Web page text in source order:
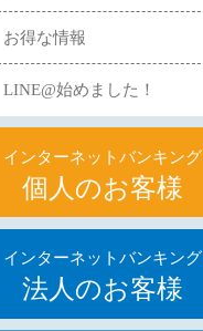
お得な情報
LINE@始めました！
インターネットバンキング
個人のお客様
インターネットバンキング
法人のお客様